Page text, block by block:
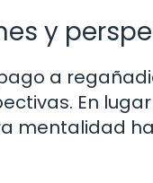
y
a
En
mentalidad